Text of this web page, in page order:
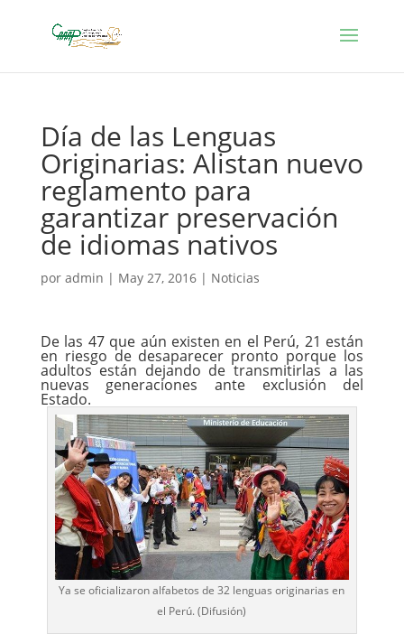
Día de las Lenguas
Originarias: Alistan nuevo
reglamento para
garantizar preservación
de idiomas nativos
por admin | May 27, 2016| Noticias
De las 47 que aún existen en el Perú, 21 están
en riesgo de desaparecer pronto porque los
adultos están dejando de transmitirlas a las
nuevas generaciones ante exclusión del
Estado.
Ya se oficializaron alfabetos de 32 lenguas originarias en
el Perú. (Difusión)